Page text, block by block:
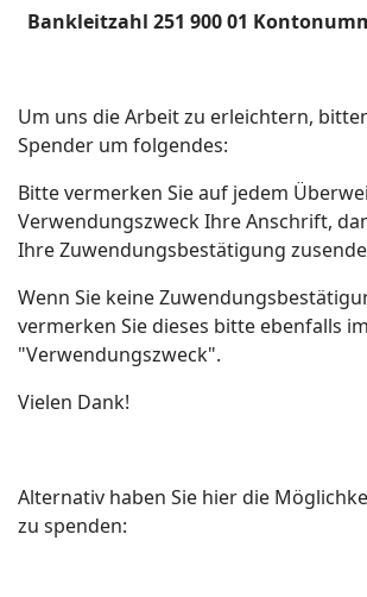
Bankleitzahl 251 900 01
Um uns die Arbeit zu erleichtern,
Spender um folgendes:
Bitte vermerken Sie auf jedem
Verwendungszweck Ihre Anschrift,
Ihre Zuwendungsbestätigung
Wenn Sie keine
vermerken Sie dieses bitte ebenfalls
"Verwendungszweck".
Vielen Dank!
Alternativ haben Sie hier die
zu spenden: